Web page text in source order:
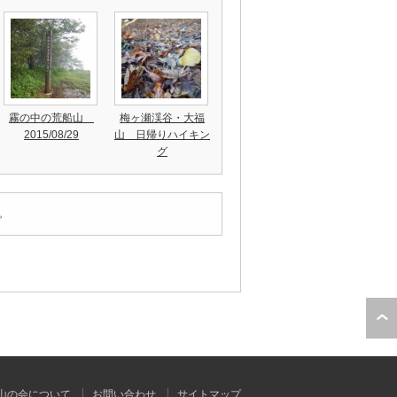
霧の中の荒船山
2015/08/29
梅ヶ瀬渓谷・大福
山 日帰りハイキン
グ
の会について お問い合わせ サイトマップ